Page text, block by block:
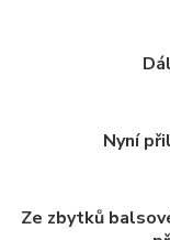
Nyní
Ze zbytků